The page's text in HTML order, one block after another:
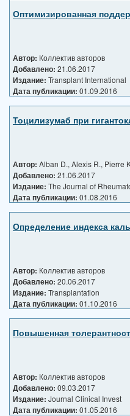
Оптимизированная
Автор: Коллектив авторов
Добавлено: 21.06.2017
Издание: Transplant International
Дата публикации: 01.09.2016
Тоцилизумаб при
Автор: Alban D., Alexis R., Pierre
Добавлено: 21.06.2017
Издание: The Journal of
Дата публикации: 01.08.2016
Определение индекса
Автор: Коллектив авторов
Добавлено: 20.06.2017
Издание: Transplantation
Дата публикации: 01.10.2016
Повышенная
Автор: Коллектив авторов
Добавлено: 09.03.2017
Издание: Journal Clinical Invest
Дата публикации: 01.05.2016